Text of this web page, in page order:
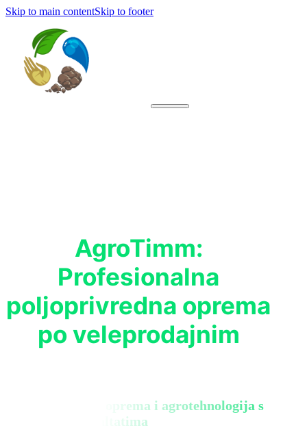
Skip to main contentSkip to footer
AgroTimm:
Profesionalna
poljoprivredna oprema
po veleprodajnim
Biološka zaštita, oprema i agrotehnologija s
konkretnim rezultatima